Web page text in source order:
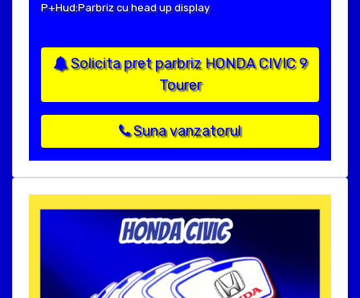
P+Hud:Parbriz cu head up display
Solicita pret parbriz HONDA CIVIC 9
Tourer
Suna vanzatorul